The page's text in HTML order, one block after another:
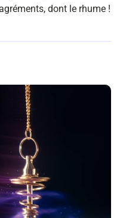
dont le rhume !